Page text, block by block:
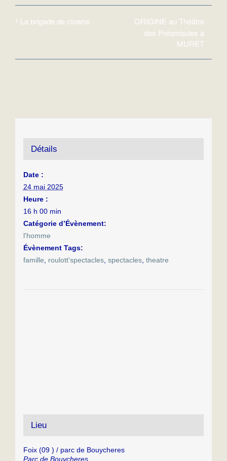
La brigade de clowns
ORIGINE au Théâtre
des Préambules à
MURET
Détails
Date :
24 mai 2025
Heure :
16 h 00 min
Catégorie d’Évènement:
l'homme
Évènement Tags:
famille, roulott'spectacles, spectacles, theatre
Lieu
Foix (09 ) / parc de Bouycheres
Parc de Bouycheres